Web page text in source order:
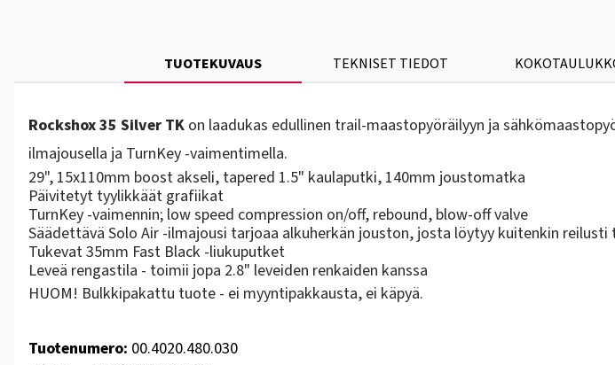
TUOTEKUVAUS TEKNISET TIEDOT
Rockshox 35 Silver TK on laadukas edullinen trail-maastopyöräilyyn ja
ilmajousella ja TurnKey -vaimentimella.
29", 15x110mm boost akseli, tapered 1.5" kaulaputki, 140mm joustomatka
Päivitetyt tyylikkäät grafiikat
TurnKey -vaimennin; low speed compression on/off, rebound, blow-off valve
Säädettävä Solo Air -ilmajousi tarjoaa alkuherkän jouston, josta löytyy kuitenkin reilusti
Tukevat 35mm Fast Black -liukuputket
Leveä rengastila - toimii jopa 2.8" leveiden renkaiden kanssa
HUOM! Bulkkipakattu tuote - ei myyntipakkausta, ei käpyä.
Tuotenumero: 00.4020.480.030